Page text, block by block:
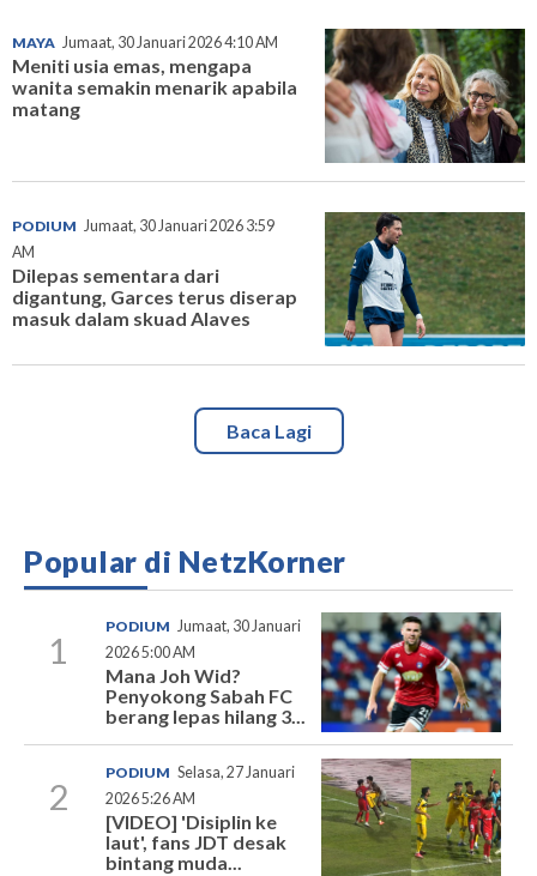
MAYA Jumaat, 30 Januari 2026 4:10 AM
Meniti usia emas, mengapa
wanita semakin menarik apabila
matang
PODIUM Jumaat, 30 Januari 2026 3:59
AM
Dilepas sementara dari
digantung, Garces terus diserap
masuk dalam skuad Alaves
Baca Lagi
Popular di NetzKorner
1
PODIUM Jumaat, 30 Januari
2026 5:00 AM
Mana Joh Wid?
Penyokong Sabah FC
berang lepas hilang 3...
2
PODIUM Selasa, 27 Januari
2026 5:26 AM
[VIDEO] 'Disiplin ke
laut', fans JDT desak
bintang muda...